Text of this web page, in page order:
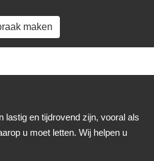
maken
lastig en tijdrovend zijn, vooral als
u moet letten. Wij helpen u